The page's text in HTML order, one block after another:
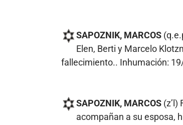
SAPOZNIK, MARCOS
Elen, Berti y Marcelo
fallecimiento.. Inhumación:
SAPOZNIK, MARCOS
acompañan a su esposa,